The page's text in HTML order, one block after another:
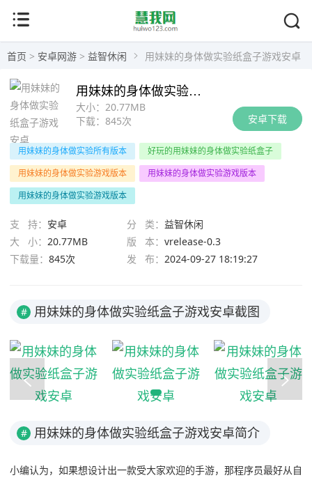
首页 > 安卓网游 > 益智休闲 用妹妹的身体做实验纸盒子游戏安卓
安卓下载
大小： 20.77MB
下载： 845次
用妹妹的身体做实验纸盒子游戏安卓
用妹妹的身体做实验所有版本
好玩的用妹妹的身体做实验纸盒子
用妹妹的身体做实验游戏版本
用妹妹的身体做实验游戏版本
用妹妹的身体做实验游戏版本
支 持： 安卓 分 类： 益智休闲
大 小： 20.77MB 版 本： vrelease-0.3
下载量： 845次 发 布： 2024-09-27 18:19:27
# 用妹妹的身体做实验纸盒子游戏安卓截图
# 用妹妹的身体做实验纸盒子游戏安卓简介
小编认为，如果想设计出一款受大家欢迎的手游，那程序员最好从自